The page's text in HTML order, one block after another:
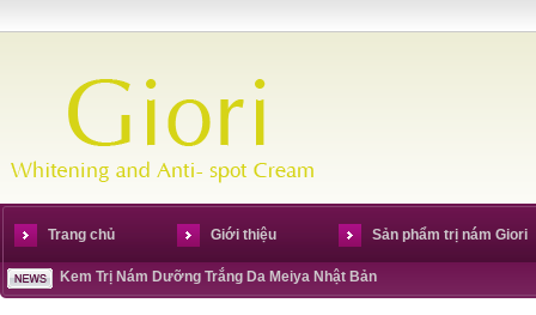
Trang chủ Giới thiệu Sản phẩm trị nám Giori
Kem Trị Nám Dưỡng Trắng Da Meiya Nhật Bản